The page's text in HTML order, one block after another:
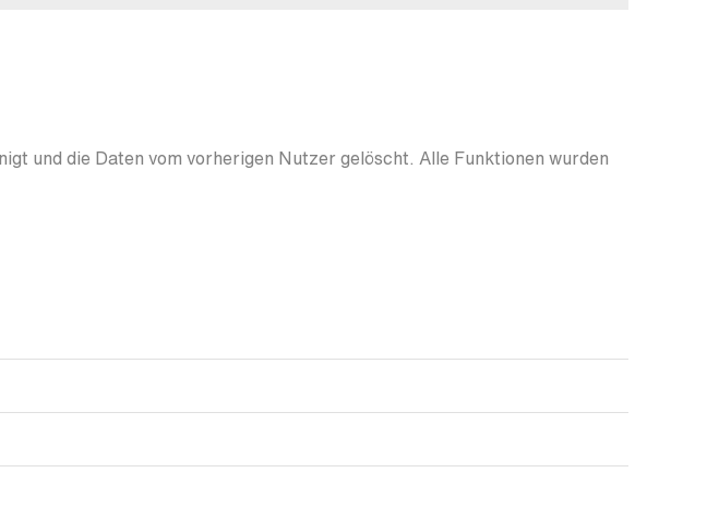
und die Daten vom vorherigen Nutzer gelöscht. Alle Funktionen wurden